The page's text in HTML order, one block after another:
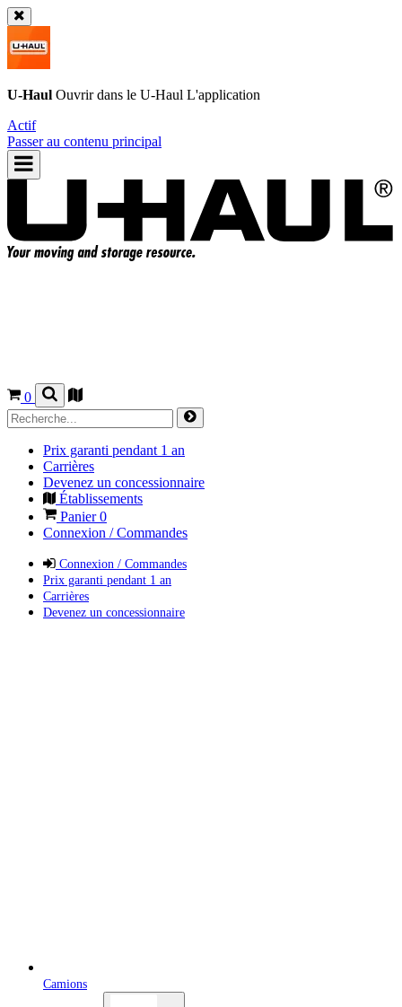
U-Haul Ouvrir dans le U-Haul L'application
Actif
Passer au contenu principal
0
Prix garanti pendant 1 an
Carrières
Devenez un concessionnaire
Établissements
Panier0
Connexion / Commandes
Connexion / Commandes
Prix garanti pendant 1 an
Carrières
Devenez un concessionnaire
Camions